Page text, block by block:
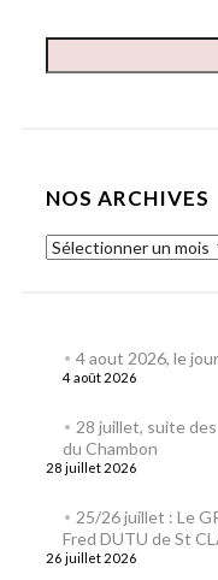
NOS ARCHIVES
4 aout 2026, le
4 août 2026
28 juillet, suite
du Chambon
28 juillet 2026
25/26 juillet : Le
Fred DUTU de St
26 juillet 2026